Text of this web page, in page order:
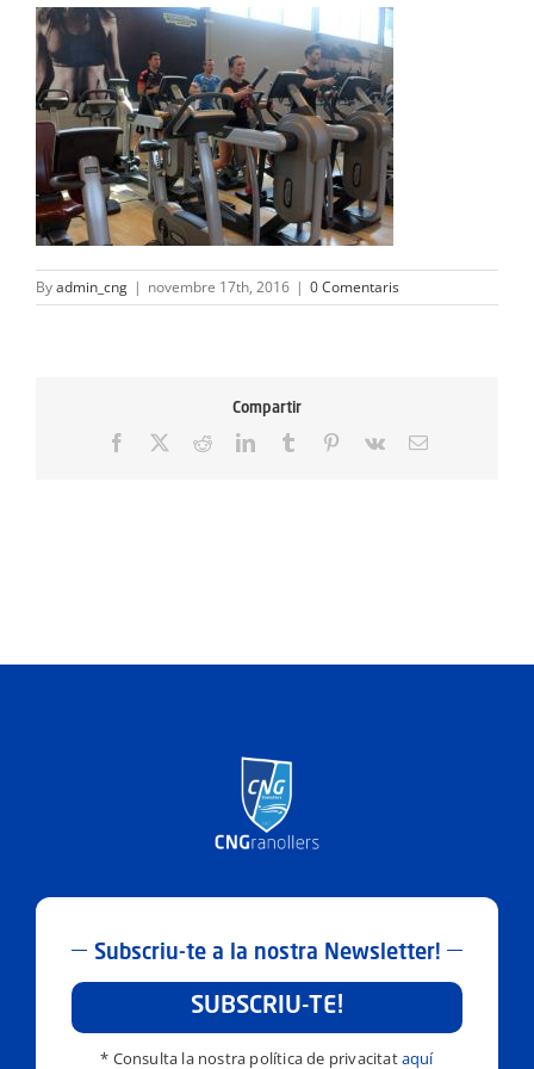
ACTIVITATS
SERVEIS
INFANTS
BLOG
Byadmin_cng | novembre 17th, 2016 | 0 Comentaris
Compartir
Facebook RedditLinkedInTumblr Pinterest
Vk Email:
Subscriu-te a la nostra Newsletter!
SUBSCRIU-TE!
* Consulta la nostra política de privacitataquí